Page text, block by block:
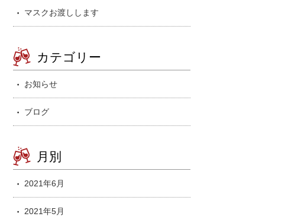
マスクお渡しします
カテゴリー
お知らせ
ブログ
月別
2021年6月
2021年5月